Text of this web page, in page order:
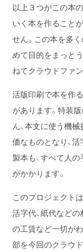
以上３つがこの本
いく本を作ること
せん。この本を多
めて目的をまっと
ねてクラウドファ
活版印刷で本を作
があります。特装
ん、本文に使う機
価なものとなり、
製本も、すべて人
がかかります。
このプロジェクト
活字代、紙代などの
の工賃など一切が
部を今回のクラウ